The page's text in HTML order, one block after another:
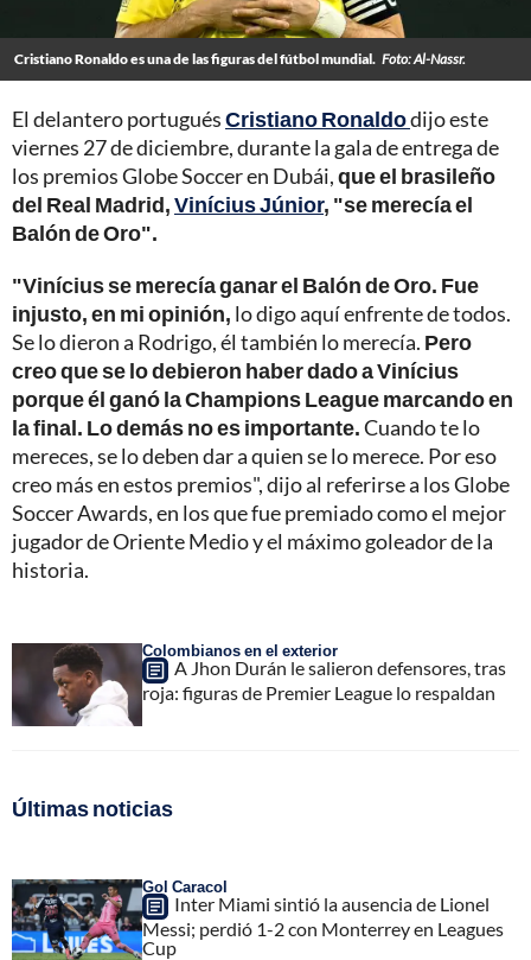
Cristiano Ronaldo es una de las figuras del fútbol mundial. Foto: Al-Nassr.
El delantero portuguésCristiano Ronaldodijo este
viernes 27 de diciembre, durante la gala de entrega de
los premios Globe Soccer en Dubái,que el brasileño
del Real Madrid,Vinícius Júnior, "se merecía el
Balón de Oro".
"Vinícius se merecía ganar el Balón de Oro. Fue
injusto, en mi opinión, lo digo aquí enfrente de todos.
Se lo dieron a Rodrigo, él también lo merecía. Pero
creo que se lo debieron haber dado a Vinícius
porque él ganó la Champions League marcando en
la final. Lo demás no es importante.Cuando te lo
mereces, se lo deben dar a quien se lo merece. Por eso
creo más en estos premios", dijo al referirse a los Globe
Soccer Awards, en los que fue premiado como el mejor
jugador de Oriente Medio y el máximo goleador de la
historia.
Colombianos en el exterior
A Jhon Durán le salieron defensores, tras
roja: figuras de Premier League lo respaldan
Últimas noticias
Gol Caracol
Inter Miami sintió la ausencia de Lionel
Messi; perdió 1-2 con Monterrey en Leagues
Cup